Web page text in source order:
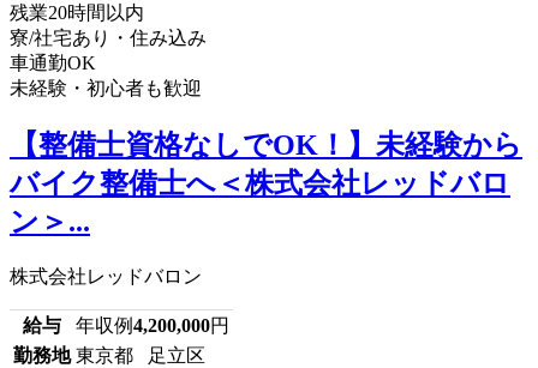
残業20時間以内
寮/社宅あり・住み込み
車通勤OK
未経験・初心者も歓迎
【整備士資格なしでOK！】未経験から
バイク整備士へ＜株式会社レッドバロ
ン＞...
株式会社レッドバロン
給与 年収例4,200,000円
勤務地 東京都 足立区